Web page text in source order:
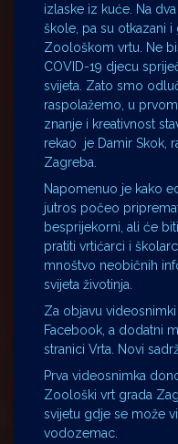
izlaske iz kuće. Na
škole, pa su otkazani
Zoološkom vrtu. Ne
COVID-19 djecu
svijeta. Zato smo
raspolažemo, u
znanje i kreativnost
rekao je Damir Skok,
Zagreba.
Napomenuo je kako
jutros počeo
besprijekorni, ali će
pratiti vrtićarci i
mnoštvo neobičnih
svijeta životinja.
Za objavu
Facebook, a dodatni
stranici Vrta. Novi
Prva videosnimka
Zoološki vrt grada
svijetu gdje se može
vodozemac.